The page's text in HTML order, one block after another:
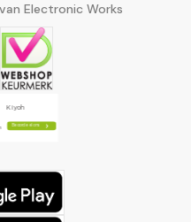
Electronic Works